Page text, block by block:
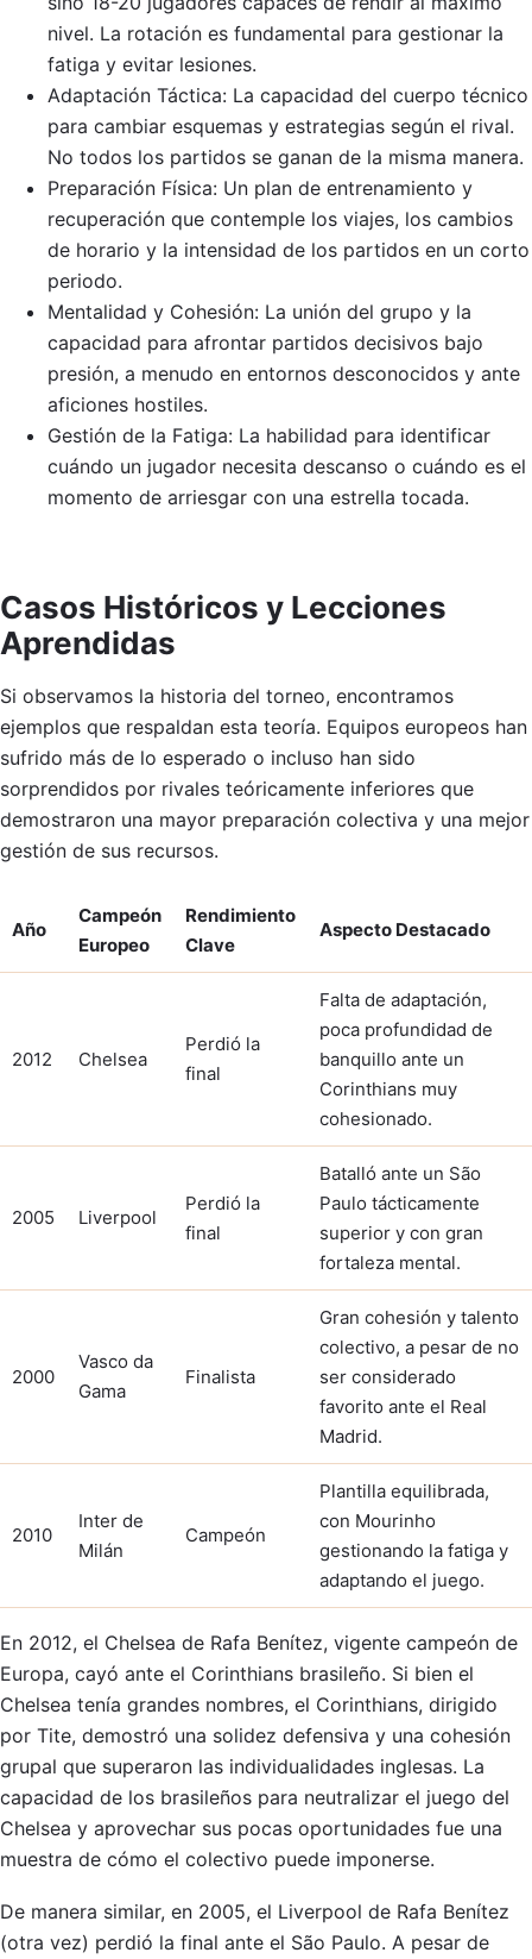
nivel. La rotación es fundamental para gestionar la
fatiga y evitar lesiones.
Adaptación Táctica: La capacidad del cuerpo técnico
para cambiar esquemas y estrategias según el rival.
No todos los partidos se ganan de la misma manera.
Preparación Física: Un plan de entrenamiento y
recuperación que contemple los viajes, los cambios
de horario y la intensidad de los partidos en un corto
periodo.
Mentalidad y Cohesión: La unión del grupo y la
capacidad para afrontar partidos decisivos bajo
presión, a menudo en entornos desconocidos y ante
aficiones hostiles.
Gestión de la Fatiga: La habilidad para identificar
cuándo un jugador necesita descanso o cuándo es el
momento de arriesgar con una estrella tocada.
Casos Históricos y Lecciones
Aprendidas
Si observamos la historia del torneo, encontramos
ejemplos que respaldan esta teoría. Equipos europeos han
sufrido más de lo esperado o incluso han sido
sorprendidos por rivales teóricamente inferiores que
demostraron una mayor preparación colectiva y una mejor
gestión de sus recursos.
Año
Campeón
Europeo
Rendimiento
Clave
Aspecto Destacado
2012 Chelsea
Perdió la
final
Falta de adaptación,
poca profundidad de
banquillo ante un
Corinthians muy
cohesionado.
2005 Liverpool
Perdió la
final
Batalló ante un São
Paulo tácticamente
superior y con gran
fortaleza mental.
2000
Vasco da
Gama
Finalista
Gran cohesión y talento
colectivo, a pesar de no
ser considerado
favorito ante el Real
Madrid.
2010
Inter de
Milán
Campeón
Plantilla equilibrada,
con Mourinho
gestionando la fatiga y
adaptando el juego.
En 2012, el Chelsea de Rafa Benítez, vigente campeón de
Europa, cayó ante el Corinthians brasileño. Si bien el
Chelsea tenía grandes nombres, el Corinthians, dirigido
por Tite, demostró una solidez defensiva y una cohesión
grupal que superaron las individualidades inglesas. La
capacidad de los brasileños para neutralizar el juego del
Chelsea y aprovechar sus pocas oportunidades fue una
muestra de cómo el colectivo puede imponerse.
De manera similar, en 2005, el Liverpool de Rafa Benítez
(otra vez) perdió la final ante el São Paulo. A pesar de